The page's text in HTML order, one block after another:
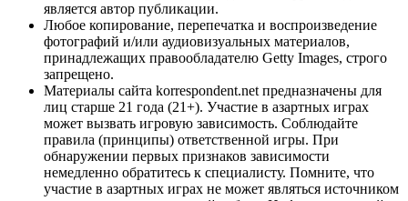
является автор публикации.
Любое копирование, перепечатка и воспроизведение
фотографий и/или аудиовизуальных материалов,
принадлежащих правообладателю Getty Images, строго
запрещено.
Материалы сайта korrespondent.net предназначены для
лиц старше 21 года (21+). Участие в азартных играх
может вызвать игровую зависимость. Соблюдайте
правила (принципы) ответственной игры. При
обнаружении первых признаков зависимости
немедленно обратитесь к специалисту. Помните, что
участие в азартных играх не может являться источником